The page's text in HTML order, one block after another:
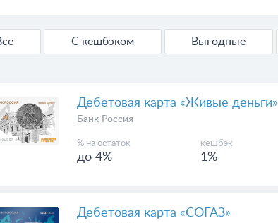
С кешбэком Выгодные
Дебетовая карта «Живые деньги»
Банк Россия
% на остаток
до 4%
кешбэк
1%
Дебетовая карта «СОГАЗ»